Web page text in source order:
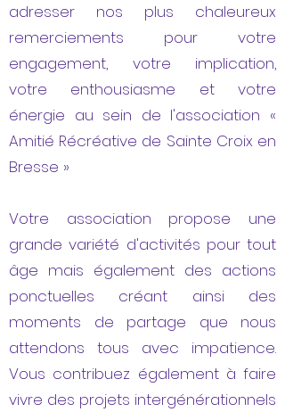
adresser nos plus chaleureux
remerciements pour votre
engagement, votre implication,
votre enthousiasme et votre
énergie au sein de l'association «
Amitié Récréative de Sainte Croix en
Bresse »
Votre association propose une
grande variété d'activités pour tout
âge mais également des actions
ponctuelles créant ainsi des
moments de partage que nous
attendons tous avec impatience.
Vous contribuez également à faire
vivre des projets intergénérationnels